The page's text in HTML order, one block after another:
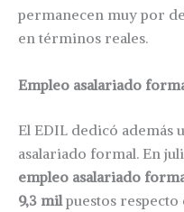
permanecen muy por
en términos reales.
Empleo asalariado
El EDIL dedicó además
asalariado formal. En
empleo asalariado
9,3 mil puestos